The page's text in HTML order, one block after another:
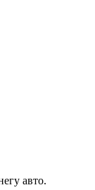
авто.